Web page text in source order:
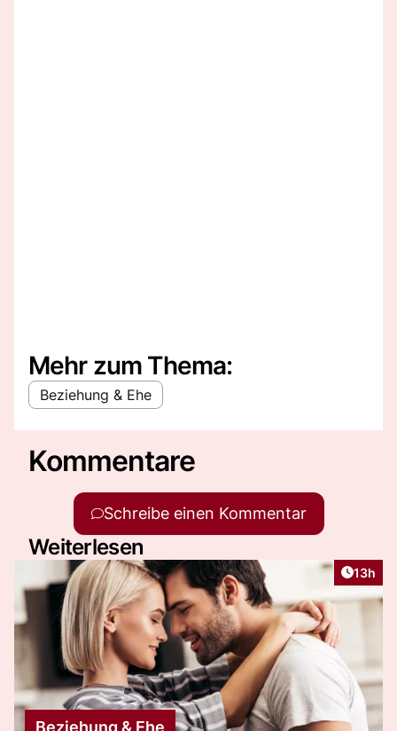
Mehr zum Thema:
Beziehung & Ehe
Kommentare
Schreibe einen Kommentar
Weiterlesen
Artikel
13h
Beziehung & Ehe